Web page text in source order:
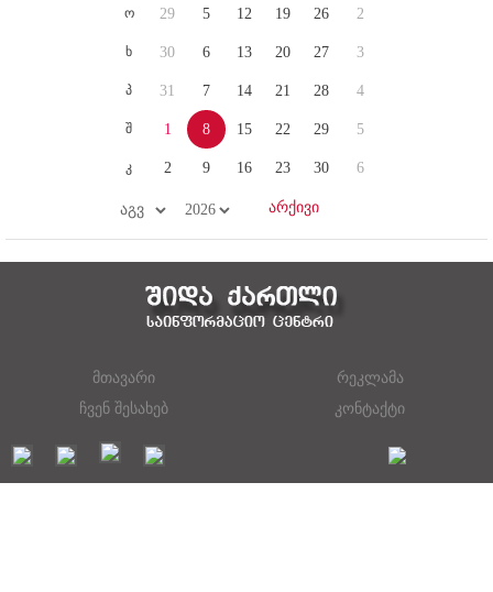
ო
ხ
პ
შ
კ
29
30
31
1
2
5
6
7
8
9
12
13
14
15
16
19
20
21
22
23
26
27
28
29
30
2
3
4
5
6
მთავარი
რეკლამა
ჩვენ შესახებ
კონტაქტი